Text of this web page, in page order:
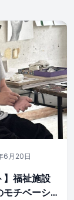
6月20日
】福祉施設
モチベーシ